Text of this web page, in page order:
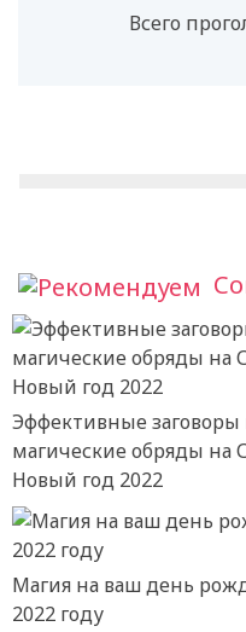
Всего
Эффективные заговоры
магические обряды на
Новый год 2022
Магия на ваш день
2022 году